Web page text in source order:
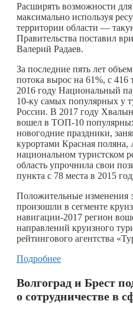
Расширять возможности для
максимально используя
территории области —
Правительства поставил
Валерий Радаев.
За последние пять лет
потока вырос на 61%, с 416
2016 году Национальный
10-ку самых популярных у
России. В 2017 году
вошел в ТОП-10
новогодние праздники,
курортами Красная
национальном туристском
область упрочнила свои
пункта с 78 места в 2015
Положительные изменения
произошли в сегменте
навигации-2017 регион
направлений круизного
рейтингового агентства
Подробнее
Волгоград и Брест
о сотрудничестве в